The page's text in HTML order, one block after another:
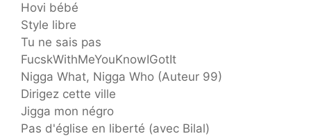
Hovi bébé
Style libre
Tu ne sais pas
FucskWithMeYouKnowIGotIt
Nigga What, Nigga Who (Auteur 99)
Dirigez cette ville
Jigga mon négro
Pas d'église en liberté (avec Bilal)